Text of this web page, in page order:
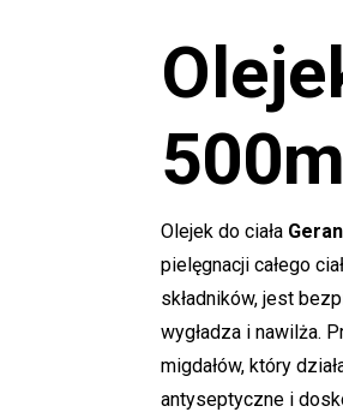
Olejek do ciała
pielęgnacji całego
składników, jest
wygładza i nawilża.
migdałów, który
antyseptyczne i